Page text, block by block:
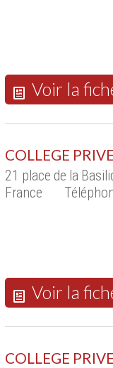
Voir la
COLLEGE
21 place de la
France
Voir la
COLLEGE